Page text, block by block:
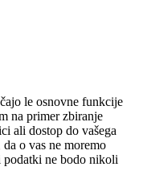
le osnovne funkcije
na primer zbiranje
ali dostop do vašega
o vas ne moremo
podatki ne bodo nikoli